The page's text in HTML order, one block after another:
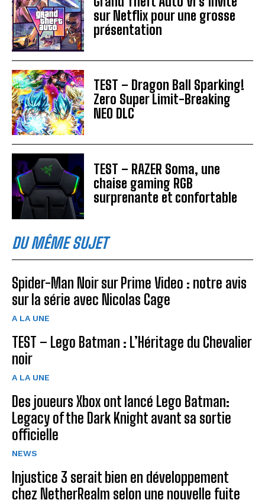
sur Netflix pour une grosse
présentation
TEST – Dragon Ball Sparking!
Zero Super Limit-Breaking
NEO DLC
TEST – RAZER Soma, une
chaise gaming RGB
surprenante et confortable
DU MÊME SUJET
Spider-Man Noir sur Prime Video : notre avis
sur la série avec Nicolas Cage
A LA UNE
TEST – Lego Batman : L’Héritage du Chevalier
noir
A LA UNE
Des joueurs Xbox ont lancé Lego Batman:
Legacy of the Dark Knight avant sa sortie
officielle
NEWS
Injustice 3 serait bien en développement
chez NetherRealm selon une nouvelle fuite